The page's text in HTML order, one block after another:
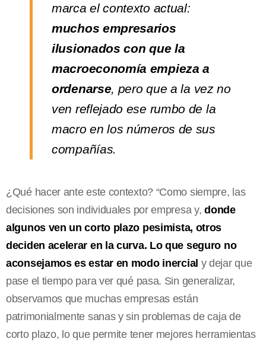
marca el contexto actual:
muchos empresarios
ilusionados con que la
macroeconomía empieza a
ordenarse, pero que a la vez no
ven reflejado ese rumbo de la
macro en los números de sus
compañías.
¿Qué hacer ante este contexto? “Como siempre, las
decisiones son individuales por empresa y,donde
algunos ven un corto plazo pesimista, otros
deciden acelerar en la curva. Lo que seguro no
aconsejamos es estar en modo inercial y dejar que
pase el tiempo para ver qué pasa. Sin generalizar,
observamos que muchas empresas están
patrimonialmente sanas y sin problemas de caja de
corto plazo, lo que permite tener mejores herramientas